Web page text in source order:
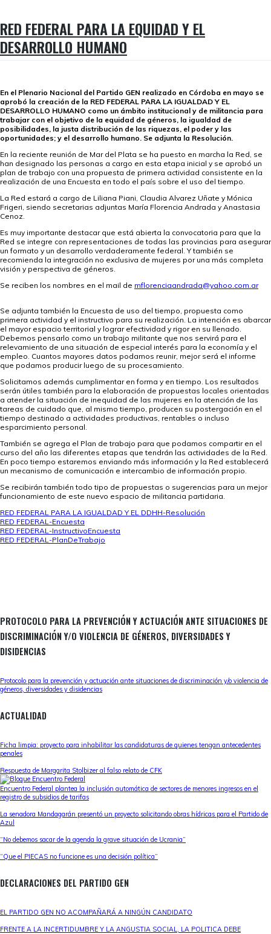
RED FEDERAL PARA LA EQUIDAD Y EL
DESARROLLO HUMANO
En el Plenario Nacional del Partido GEN realizado en Córdoba en mayo se
aprobó la creación de la RED FEDERAL PARA LA IGUALDAD Y EL
DESARROLLO HUMANO como un ámbito institucional y de militancia para
trabajar con el objetivo de la equidad de géneros, la igualdad de
posibilidades, la justa distribución de las riquezas, el poder y las
oportunidades; y el desarrollo humano. Se adjunta la Resolución.
En la reciente reunión de Mar del Plata se ha puesto en marcha la Red, se
han designado las personas a cargo en esta etapa inicial y se aprobó un
plan de trabajo con una propuesta de primera actividad consistente en la
realización de una Encuesta en todo el país sobre el uso del tiempo.
La Red estará a cargo de Liliana Piani, Claudia Alvarez Uñate y Mónica
Frigeri, siendo secretarias adjuntas María Florencia Andrada y Anastasia
Cenoz.
Es muy importante destacar que está abierta la convocatoria para que la
Red se integre con representaciones de todas las provincias para asegurar
un formato y un desarrollo verdaderamente federal. Y también se
recomienda la integración no exclusiva de mujeres por una más completa
visión y perspectiva de géneros.
Se reciben los nombres en el mail de mflorenciaandrada@yahoo.com.ar
Se adjunta también la Encuesta de uso del tiempo, propuesta como
primera actividad y el instructivo para su realización. La intención es abarcar
el mayor espacio territorial y lograr efectividad y rigor en su llenado.
Debemos pensarlo como un trabajo militante que nos servirá para el
relevamiento de una situación de especial interés para la economía y el
empleo. Cuantos mayores datos podamos reunir, mejor será el informe
que podamos producir luego de su procesamiento.
Solicitamos además cumplimentar en forma y en tiempo. Los resultados
serán útiles también para la elaboración de propuestas locales orientadas
a atender la situación de inequidad de las mujeres en la atención de las
tareas de cuidado que, al mismo tiempo, producen su postergación en el
tiempo destinado a actividades productivas, rentables o incluso
esparcimiento personal.
También se agrega el Plan de trabajo para que podamos compartir en el
curso del año las diferentes etapas que tendrán las actividades de la Red.
En poco tiempo estaremos enviando más información y la Red establecerá
un mecanismo de comunicación e intercambio de información propio.
Se recibirán también todo tipo de propuestas o sugerencias para un mejor
funcionamiento de este nuevo espacio de militancia partidaria.
RED FEDERAL PARA LA IGUALDAD Y EL DDHH-Resolución
RED FEDERAL-Encuesta
RED FEDERAL-InstructivoEncuesta
RED FEDERAL-PlanDeTrabajo
PROTOCOLO PARA LA PREVENCIÓN Y ACTUACIÓN ANTE SITUACIONES DE
DISCRIMINACIÓN Y/O VIOLENCIA DE GÉNEROS, DIVERSIDADES Y
DISIDENCIAS
Protocolo para la prevención y actuación ante situaciones de discriminación y/o violencia de
géneros, diversidades y disidencias
ACTUALIDAD
Ficha limpia: proyecto para inhabilitar las candidaturas de quienes tengan antecedentes
penales
Respuesta de Margarita Stolbizer al falso relato de CFK
Encuentro Federal plantea la inclusión automática de sectores de menores ingresos en el
registro de subsidios de tarifas
La senadora Mandagarán presentó un proyecto solicitando obras hídricas para el Partido de
Azul
“No debemos sacar de la agenda la grave situación de Ucrania”
“Que el PIECAS no funcione es una decisión política”
DECLARACIONES DEL PARTIDO GEN
EL PARTIDO GEN NO ACOMPAÑARÁ A NINGÚN CANDIDATO
FRENTE A LA INCERTIDUMBRE Y LA ANGUSTIA SOCIAL, LA POLITICA DEBE